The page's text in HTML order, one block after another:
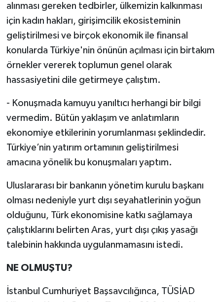
alınması gereken tedbirler, ülkemizin kalkınması
için kadın hakları, girişimcilik ekosisteminin
geliştirilmesi ve birçok ekonomik ile finansal
konularda Türkiye'nin önünün açılması için birtakım
örnekler vererek toplumun genel olarak
hassasiyetini dile getirmeye çalıştım.
- Konuşmada kamuyu yanıltıcı herhangi bir bilgi
vermedim. Bütün yaklaşım ve anlatımların
ekonomiye etkilerinin yorumlanması şeklindedir.
Türkiye’nin yatırım ortamının geliştirilmesi
amacına yönelik bu konuşmaları yaptım.
Uluslararası bir bankanın yönetim kurulu başkanı
olması nedeniyle yurt dışı seyahatlerinin yoğun
olduğunu, Türk ekonomisine katkı sağlamaya
çalıştıklarını belirten Aras, yurt dışı çıkış yasağı
talebinin hakkında uygulanmamasını istedi.
NE OLMUŞTU?
İstanbul Cumhuriyet Başsavcılığınca, TÜSİAD